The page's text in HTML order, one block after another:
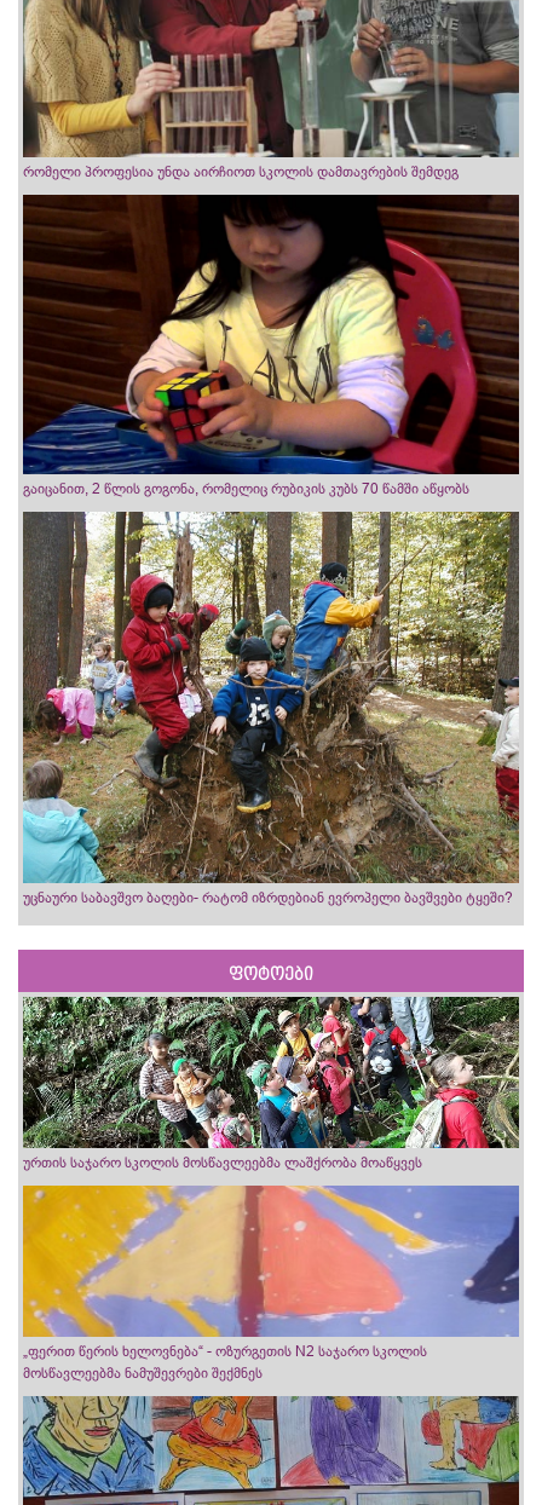
რომელი პროფესია უნდა აირჩიოთ სკოლის დამთავრების შემდეგ
გაიცანით, 2 წლის გოგონა, რომელიც რუბიკის კუბს 70 წამში აწყობს
უცნაური საბავშვო ბაღები- რატომ იზრდებიან ევროპელი ბავშვები ტყეში?
ფოტოები
ურთის საჯარო სკოლის მოსწავლეებმა ლაშქრობა მოაწყვეს
„ფერით წერის ხელოვნება“ - ოზურგეთის N2 საჯარო სკოლის
მოსწავლეებმა ნამუშევრები შექმნეს